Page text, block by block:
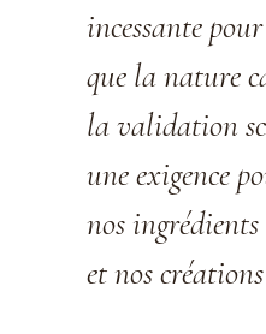
incessante
que la nature
la validation
une exigence
nos ingrédients
et nos